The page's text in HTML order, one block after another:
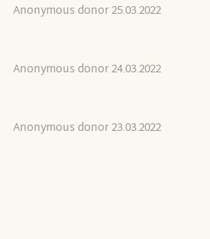
Anonymous donor 25.03.2022
Anonymous donor 24.03.2022
Anonymous donor 23.03.2022